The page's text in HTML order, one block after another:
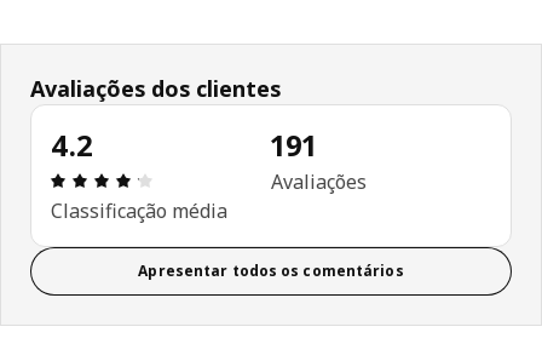
Avaliações dos clientes
4.2
Avaliações: 4.2 de 5 estrelas. Total de
Classificação média
191
Avaliações
Apresentar todos os comentários